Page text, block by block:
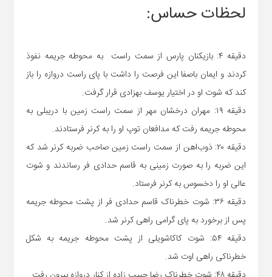
لحظات حساس:
دقیقه ۴: بازیکنان پارس از سمت راست به محوطه جریمه نفوذ
کردند و ایمان باصفا این فرصت را داشت با پای راست دروازه را باز
کند که شوت او در اختیار یوسف بهزادی قرار گرفت.
دقیقه ۱۹: مهران درخشان مهر از سمت راست زمین با دریبلی به
محوطه جریمه رفت که مدافعان توپ او را به کرنر فرستادند.
دقیقه ۲۰: ذوب‌اهن از سمت راست زمین صاحب ضربه کرنر شد که
این ضربه را به صورت زمینی به قاسم حدادی فر رساندند و شوت
عالی او را دخسوس به کرنر فرستاد.
دقیقه ۳۶: شوت خطرناک قاسم حدادی فر از پشت محوطه جریمه
پس از برخورد به پای گرامی راهی کرنر شد.
دقیقه ۵۴: شوت کاکاشویلی از پشت محوطه جریمه به شکل
خطرناکی راهی اوت شد.